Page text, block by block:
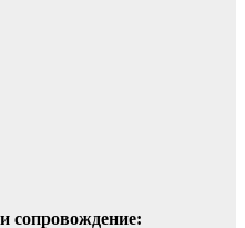
сопровождение: